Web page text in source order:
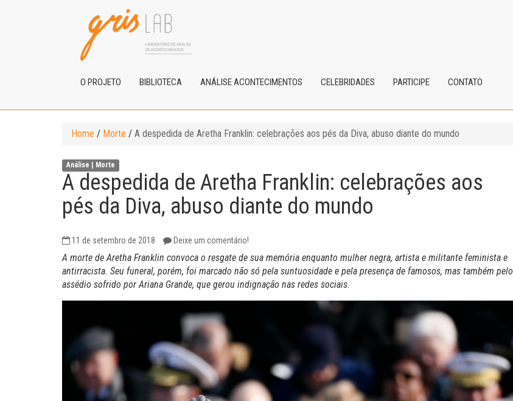
O PROJETO BIBLIOTECA ANÁLISE ACONTECIMENTOS CELEBRIDADES PARTICIPE CONTATO
Home / Morte / A despedida de Aretha Franklin: celebrações aos pés da Diva, abuso diante do mundo
Análise | Morte
A despedida de Aretha Franklin: celebrações aos
pés da Diva, abuso diante do mundo
11 de setembro de 2018 Deixe um comentário!
A morte de Aretha Franklin convoca o resgate de sua memória enquanto mulher negra, artista e militante feminista e
antirracista. Seu funeral, porém, foi marcado não só pela suntuosidade e pela presença de famosos, mas também pelo
assédio sofrido por Ariana Grande, que gerou indignação nas redes sociais.